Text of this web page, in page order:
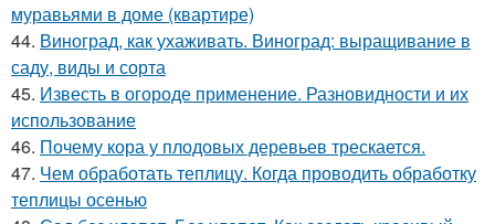
муравьями в доме (квартире)
44. Виноград, как ухаживать. Виноград: выращивание в
саду, виды и сорта
45. Известь в огороде применение. Разновидности и их
использование
46. Почему кора у плодовых деревьев трескается.
47. Чем обработать теплицу. Когда проводить обработку
теплицы осенью